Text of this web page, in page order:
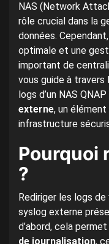
NAS (Network
rôle crucial dans la
données.
optimale et une
important de
vous guide à
logs d’un NAS
externe, un
infrastructure
Pourquoi
?
Rediriger les logs
syslog externe
d’abord, cela
de journalisation,